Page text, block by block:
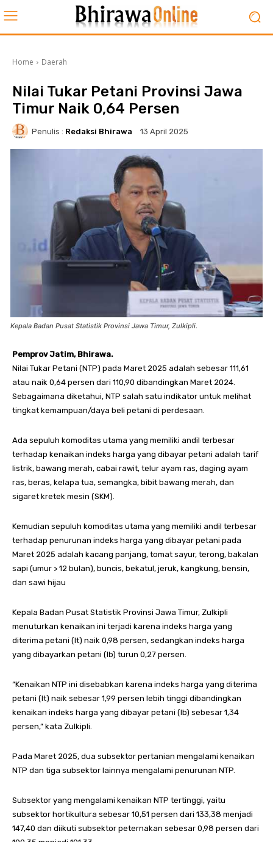
Home Daerah
Nilai Tukar Petani Provinsi Jawa
Timur Naik 0,64 Persen
Penulis : Redaksi Bhirawa 13 April 2025
Kepala Badan Pusat Statistik Provinsi Jawa Timur, Zulkipli.
Pemprov Jatim, Bhirawa.
Nilai Tukar Petani (NTP) pada Maret 2025 adalah sebesar 111,61
atau naik 0,64 persen dari 110,90 dibandingkan Maret 2024.
Sebagaimana diketahui, NTP salah satu indikator untuk melihat
tingkat kemampuan/daya beli petani di perdesaan.
Ada sepuluh komoditas utama yang memiliki andil terbesar
terhadap kenaikan indeks harga yang dibayar petani adalah tarif
listrik, bawang merah, cabai rawit, telur ayam ras, daging ayam
ras, beras, kelapa tua, semangka, bibit bawang merah, dan
sigaret kretek mesin (SKM).
Kemudian sepuluh komoditas utama yang memiliki andil terbesar
terhadap penurunan indeks harga yang dibayar petani pada
Maret 2025 adalah kacang panjang, tomat sayur, terong, bakalan
sapi (umur > 12 bulan), buncis, bekatul, jeruk, kangkung, bensin,
dan sawi hijau
Kepala Badan Pusat Statistik Provinsi Jawa Timur, Zulkipli
menuturkan kenaikan ini terjadi karena indeks harga yang
diterima petani (lt) naik 0,98 persen, sedangkan indeks harga
yang dibayarkan petani (lb) turun 0,27 persen.
“Kenaikan NTP ini disebabkan karena indeks harga yang diterima
petani (It) naik sebesar 1,99 persen lebih tinggi dibandingkan
kenaikan indeks harga yang dibayar petani (Ib) sebesar 1,34
persen,” kata Zulkipli.
Pada Maret 2025, dua subsektor pertanian mengalami kenaikan
NTP dan tiga subsektor lainnya mengalami penurunan NTP.
Subsektor yang mengalami kenaikan NTP tertinggi, yaitu
subsektor hortikultura sebesar 10,51 persen dari 133,38 menjadi
147,40 dan diikuti subsektor peternakan sebesar 0,98 persen dari